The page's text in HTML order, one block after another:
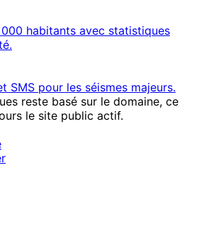
habitants avec statistiques
SMS pour les séismes majeurs.
reste basé sur le domaine, ce
le site public actif.